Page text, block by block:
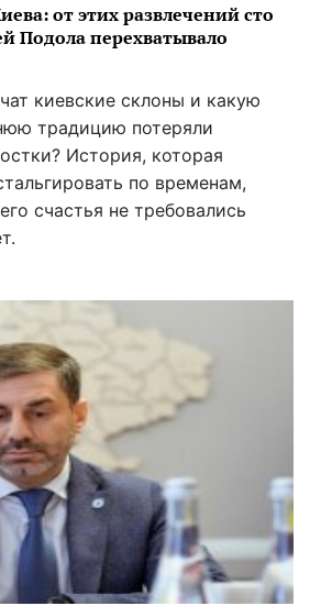
от этих развлечений сто
Подола перехватывало
киевские склоны и какую
традицию потеряли
История, которая
по временам,
счастья не требовались